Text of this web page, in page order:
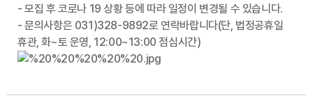
- 모집 후 코로나 19 상황 등에 따라 일정이 변경될 수 있습니다.
- 문의사항은 031)328-9892로 연락바랍니다(단, 법정공휴일
휴관, 화~토 운영, 12:00~13:00 점심시간)